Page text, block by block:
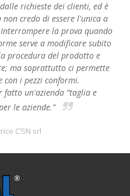
richieste dei clienti, ed è
credo di essere l'unica a
la prova quando
serve a modificare subito
procedura del prodotto e
ma soprattutto ci permette
i pezzi conformi.
fatto un'azienda “taglia e
le aziende.”
C’SN srl